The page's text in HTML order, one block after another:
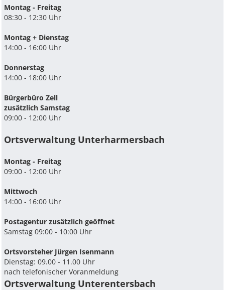
Montag - Freitag
08:30 - 12:30 Uhr
Montag + Dienstag
14:00 - 16:00 Uhr
Donnerstag
14:00 - 18:00 Uhr
Bürgerbüro Zell
zusätzlich Samstag
09:00 - 12:00 Uhr
Ortsverwaltung Unterharmersbach
Montag - Freitag
09:00 - 12:00 Uhr
Mittwoch
14:00 - 16:00 Uhr
Postagentur zusätzlich geöffnet
Samstag 09:00 - 10:00 Uhr
Ortsvorsteher Jürgen Isenmann
Dienstag: 09.00 - 11.00 Uhr
nach telefonischer Voranmeldung
Ortsverwaltung Unterentersbach